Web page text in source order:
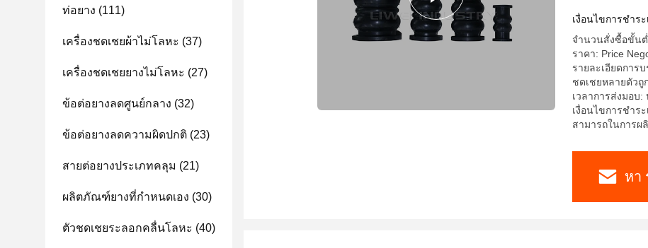
ท่อยาง (111)
เครื่องชดเชยผ้าไม่โลหะ (37)
เครื่องชดเชยยางไม่โลหะ (27)
ข้อต่อยางลดศูนย์กลาง (32)
ข้อต่อยางลดความผิดปกติ (23)
สายต่อยางประเภทคลุม (21)
ผลิตภัณฑ์ยางที่กําหนดเอง (30)
ตัวชดเชยระลอกคลื่นโลหะ (40)
เงื่อนไขการชําร
จำนวนสั่งซื้อขั้น
ราคา: Price
รายละเอียดการ
ชดเชยหลายตัวถู
เวลาการส่งมอบ:
เงื่อนไขการชำร
สามารถในการผ
หา